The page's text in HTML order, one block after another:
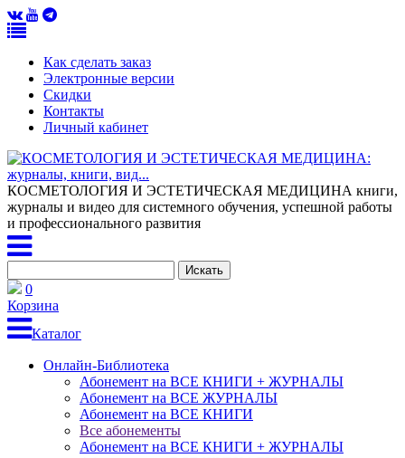
Как сделать заказ
Электронные версии
Скидки
Контакты
Личный кабинет
КОСМЕТОЛОГИЯ И ЭСТЕТИЧЕСКАЯ МЕДИЦИНА книги,
журналы и видео для системного обучения, успешной работы
и профессионального развития
0
Корзина
Каталог
Онлайн-Библиотека
Абонемент на ВСЕ КНИГИ + ЖУРНАЛЫ
Абонемент на ВСЕ ЖУРНАЛЫ
Абонемент на ВСЕ КНИГИ
Все абонементы
Абонемент на ВСЕ КНИГИ + ЖУРНАЛЫ